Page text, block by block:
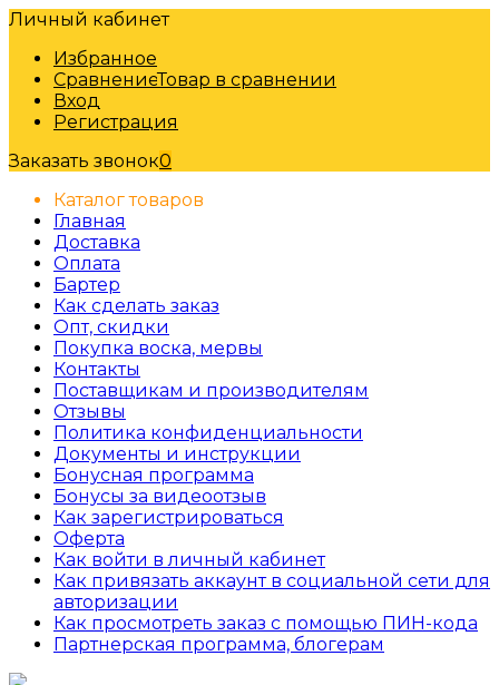
Личный кабинет
Избранное
СравнениеТовар в сравнении
Вход
Регистрация
Заказать звонок0
Каталог товаров
Главная
Доставка
Оплата
Бартер
Как сделать заказ
Опт, скидки
Покупка воска, мервы
Контакты
Поставщикам и производителям
Отзывы
Политика конфиденциальности
Документы и инструкции
Бонусная программа
Бонусы за видеоотзыв
Как зарегистрироваться
Оферта
Как войти в личный кабинет
Как привязать аккаунт в социальной сети для
авторизации
Как просмотреть заказ с помощью ПИН-кода
Партнерская программа, блогерам